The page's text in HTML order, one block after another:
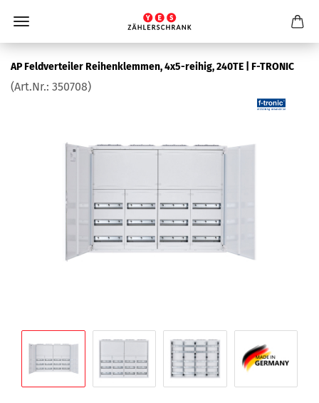
AP Feld­ver­tei­ler Rei­hen­klem­men, 4x5-​reihig, 240TE | F-​TRONIC
(Art.Nr.: 350708)